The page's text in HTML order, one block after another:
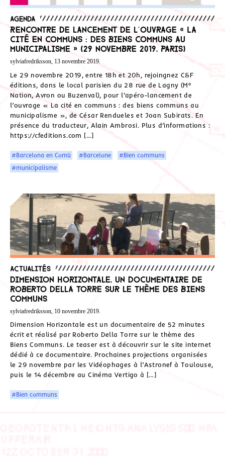
Agenda
Rencontre de lancement de l’ouvrage « La
cité en communs : des biens communs au
municipalisme » (29 novembre 2019, Paris)
sylviafredriksson, 13 novembre 2019.
Le 29 novembre 2019, entre 18h et 20h, rejoingnez C&F
éditions, dans le local parisien du 28 rue de Lagny (M°
Nation, Avron ou Buzenval), pour l’apéro-lancement de
l’ouvrage « La cité en communs : des biens communs au
municipalisme », de César Rendueles et Joan Subirats. En
présence du traducteur, Alain Ambrosi. Plus d’informations :
https://cfeditions.com […]
#Barcelona en Comù #Barcelone
#Bien communs
#municipalisme
Actualités
Dimension Horizontale, un documentaire de
Roberto Della Torre sur le thème des Biens
Communs
sylviafredriksson, 10 novembre 2019.
Dimension Horizontale est un documentaire de 52 minutes
écrit et réalisé par Roberto Della Torre sur le thème des
Biens Communs. Le teaser est à découvrir sur le site internet
dédié à ce documentaire. Prochaines projections organisées
le 29 novembre par les Vidéophages à l’Astronef à Toulouse,
puis le 14 décembre au Cinéma Vertigo à […]
#Bien communs